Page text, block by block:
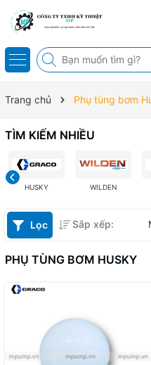
Trang chủ Phụ tùng bơm
TÌM KIẾM NHIỀU
HUSKY WILDEN
Lọc Sắp xếp:
PHỤ TÙNG BƠM HUSKY